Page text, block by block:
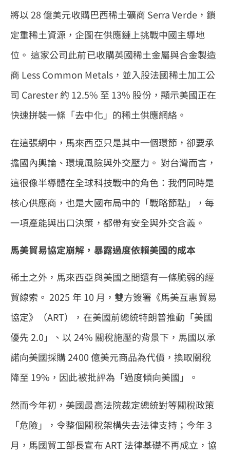
將以 28 億美元收購巴西稀土礦商 Serra Verde，鎖
定重稀土資源，企圖在供應鏈上挑戰中國主導地
位。 這家公司此前已收購英國稀土金屬與合金製造
商 Less Common Metals，並入股法國稀土加工公
司 Carester 約 12.5% 至 13% 股份，顯示美國正在
快速拼裝一條「去中化」的稀土供應網絡。
在這張網中，馬來西亞只是其中一個環節，卻要承
擔國內輿論、環境風險與外交壓力。 對台灣而言，
這很像半導體在全球科技戰中的角色：我們同時是
核心供應商，也是大國布局中的「戰略節點」，每
一項產能與出口決策，都帶有安全與外交含義。
馬美貿易協定崩解，暴露過度依賴美國的成本
稀土之外，馬來西亞與美國之間還有一條脆弱的經
貿線索。 2025 年 10 月，雙方簽署《馬美互惠貿易
協定》（ART），在美國前總統特朗普推動「美國
優先 2.0」、以 24% 關稅施壓的背景下，馬國以承
諾向美國採購 2400 億美元商品為代價，換取關稅
降至 19%，因此被批評為「過度傾向美國」。
然而今年初，美國最高法院裁定總統對等關稅政策
「危險」，令整個關稅架構失去法律支持；今年 3
月，馬國貿工部長宣布 ART 法律基礎不再成立，協